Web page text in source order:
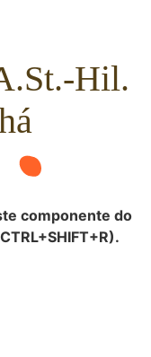
Hil.
componente do